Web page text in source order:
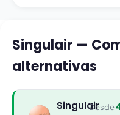
Singulair —
alternativas
SingulairDesde